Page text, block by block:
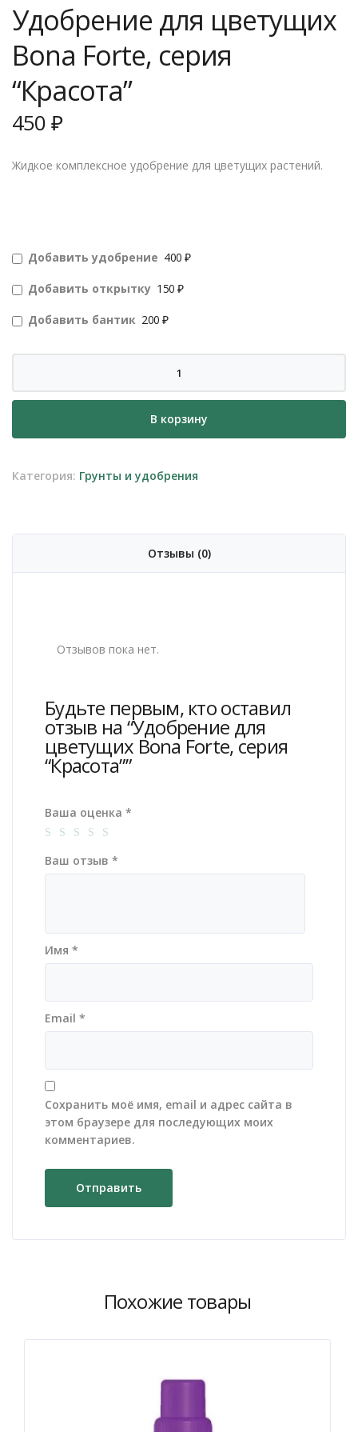
Удобрение для цветущих
Bona Forte, серия
“Красота”
450₽
Жидкое комплексное удобрение для цветущих растений.
Добавить удобрение 400 ₽
Добавить открытку 150 ₽
Добавить бантик 200 ₽
Удобрение
цветущих
Forte,
В корзину
Категория: Грунты и удобрения
Отзывы (0)
Отзывов пока нет.
Будьте первым, кто оставил
отзыв на “Удобрение для
цветущих Bona Forte, серия
“Красота””
Ваша оценка *
Ваш отзыв *
Имя *
Email *
Сохранить моё имя, email и адрес сайта в
этом браузере для последующих моих
комментариев.
Похожие товары